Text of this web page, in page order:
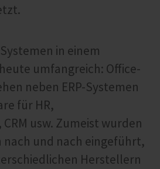
in einem
umfangreich: Office-
neben ERP-Systemen
für HR,
usw. Zumeist wurden
nach und nach eingeführt,
Herstellern